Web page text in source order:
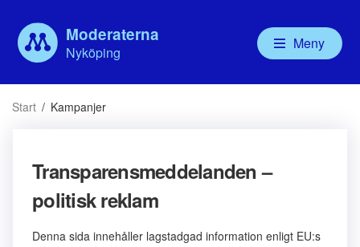
Moderaterna
Nyköping
Kommunfullmäktige
Bolagsstyrelser
Meny
Start / Kampanjer
Transparensmeddelanden –
politisk reklam
Denna sida innehåller lagstadgad information enligt EU:s